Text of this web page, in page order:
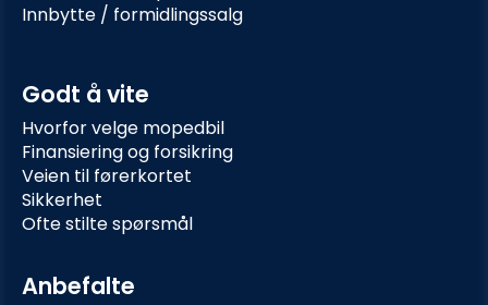
Innbytte / formidlingssalg
Godt å vite
Hvorfor velge mopedbil
Finansiering og forsikring
Veien til førerkortet
Sikkerhet
Ofte stilte spørsmål
Anbefalte